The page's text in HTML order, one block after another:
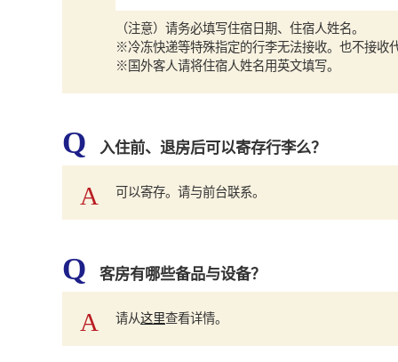
（注意）请务必填写住宿日期、住宿人姓名。
※冷冻快递等特殊指定的行李无法接收。也不接收
※国外客人请将住宿人姓名用英文填写。
Q 入住前、退房后可以寄存行李么？
A 可以寄存。请与前台联系。
Q 客房有哪些备品与设备？
A 请从这里查看详情。